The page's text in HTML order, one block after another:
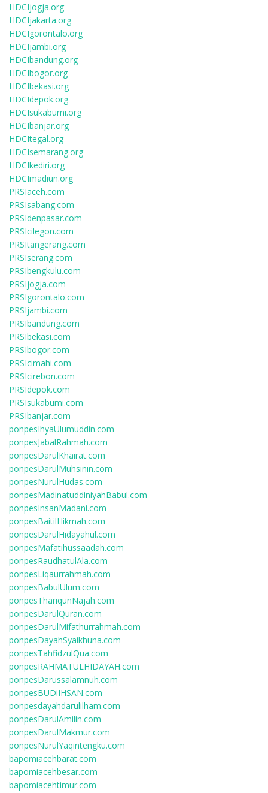
HDCIjogja.org
HDCIjakarta.org
HDCIgorontalo.org
HDCIjambi.org
HDCIbandung.org
HDCIbogor.org
HDCIbekasi.org
HDCIdepok.org
HDCIsukabumi.org
HDCIbanjar.org
HDCItegal.org
HDCIsemarang.org
HDCIkediri.org
HDCImadiun.org
PRSIaceh.com
PRSIsabang.com
PRSIdenpasar.com
PRSIcilegon.com
PRSItangerang.com
PRSIserang.com
PRSIbengkulu.com
PRSIjogja.com
PRSIgorontalo.com
PRSIjambi.com
PRSIbandung.com
PRSIbekasi.com
PRSIbogor.com
PRSIcimahi.com
PRSIcirebon.com
PRSIdepok.com
PRSIsukabumi.com
PRSIbanjar.com
ponpesIhyaUlumuddin.com
ponpesJabalRahmah.com
ponpesDarulKhairat.com
ponpesDarulMuhsinin.com
ponpesNurulHudas.com
ponpesMadinatuddiniyahBabul.com
ponpesInsanMadani.com
ponpesBaitilHikmah.com
ponpesDarulHidayahul.com
ponpesMafatihussaadah.com
ponpesRaudhatulAla.com
ponpesLiqaurrahmah.com
ponpesBabulUlum.com
ponpesThariqunNajah.com
ponpesDarulQuran.com
ponpesDarulMifathurrahmah.com
ponpesDayahSyaikhuna.com
ponpesTahfidzulQua.com
ponpesRAHMATULHIDAYAH.com
ponpesDarussalamnuh.com
ponpesBUDiIHSAN.com
ponpesdayahdarulilham.com
ponpesDarulAmilin.com
ponpesDarulMakmur.com
ponpesNurulYaqintengku.com
bapomiacehbarat.com
bapomiacehbesar.com
bapomiacehtimur.com